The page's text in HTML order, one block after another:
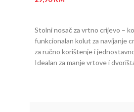
Stolni nosač za vrtno crijevo –
funkcionalan kolut za navijanje
za ručno korištenje i
Idealan za manje vrtove i